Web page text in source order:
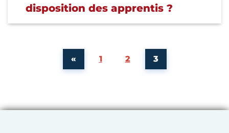
disposition des apprentis ?
«Page précédente
Page
1 Page
2 Page
3